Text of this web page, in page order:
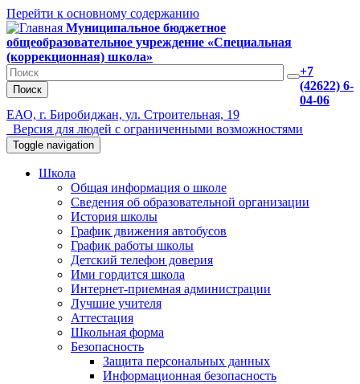
Перейти к основному содержанию
Муниципальное бюджетное
общеобразовательное учреждение «Специальная
(коррекционная) школа»
Поиск
+7
(42622) 6-
04-06
ЕАО, г. Биробиджан, ул. Строительная, 19
Версия для людей с ограниченными возможностями
Toggle navigation
Школа
Общая информация о школе
Сведения об образовательной организации
История школы
График движения автобусов
График работы школы
Детский телефон доверия
Ими гордится школа
Интернет-приемная администрации
Лучшие учителя
Аттестация
Школьная форма
Безопасность
Защита персональных данных
Информационная безопасность